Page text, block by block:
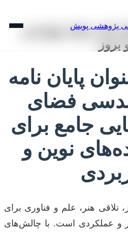
نامه رشته مهندسی
پایان نامه
فضای
جامع برای
نوین و
هنر، علم و فناوری برای
و عملکردی است. با چالش‌های